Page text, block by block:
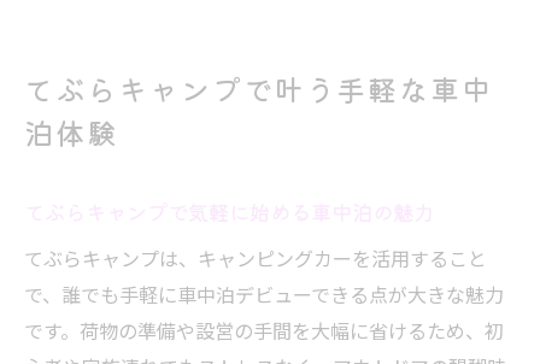
の自由度
車中泊とてぶらキャンプで叶える非日常体
験
の選び方
維持費を抑えるキャンピングカー選びのコ
ツ
てぶらキャンプで叶う手軽な車中
泊体験
てぶらキャンプは、キャンピングカーを活用すること
で、誰でも手軽に車中泊デビューできる点が大きな魅力
です。荷物の準備や設営の手間を大幅に省けるため、初